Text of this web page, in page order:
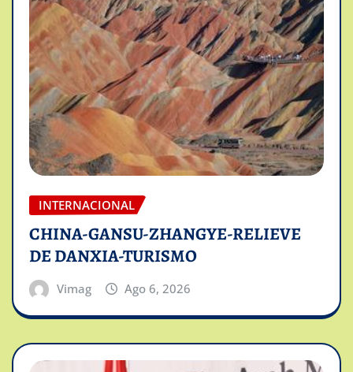
INTERNACIONAL
CHINA-GANSU-ZHANGYE-RELIEVE
DE DANXIA-TURISMO
Vimag Ago 6, 2026